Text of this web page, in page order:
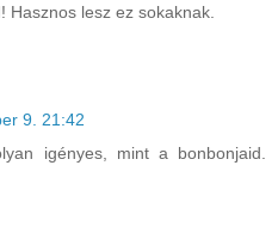
Hasznos lesz ez sokaknak.
9. 21:42
igényes, mint a bonbonjaid.